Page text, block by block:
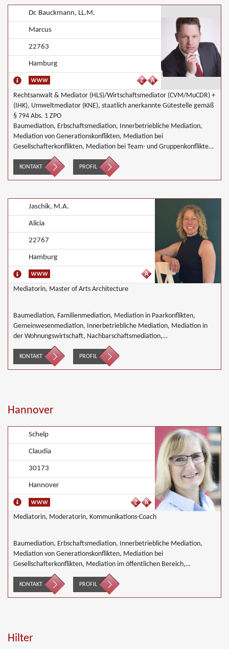
Schulmediation, Wirtschaftsmediation
Dr. Bauckmann, LL.M.
Marcus
22763
Hamburg
Rechtsanwalt & Mediator (HLS)/Wirtschaftsmediator (CVM/MuCDR) +
(IHK), Umweltmediator (KNE), staatlich anerkannte Gütestelle gemäß
§ 794 Abs. 1 ZPO
Baumediation, Erbschaftsmediation, Innerbetriebliche Mediation,
Mediation von Generationskonflikten, Mediation bei
Gesellschafterkonflikten, Mediation bei Team- und Gruppenkonflikten,
Mediation von Unternehmensnachfolgen, Mediation in der
Wohnungswirtschaft, Umweltmediation, Wirtschaftsmediation
KONTAKT PROFIL
Jaschik, M.A.
Alicia
22767
Hamburg
Mediatorin, Master of Arts Architecture
Baumediation, Familienmediation, Mediation in Paarkonflikten,
Gemeinwesenmediation, Innerbetriebliche Mediation, Mediation in
der Wohnungswirtschaft, Nachbarschaftsmediation,
Wirtschaftsmediation
KONTAKT PROFIL
Hannover
Schelp
Claudia
30173
Hannover
Mediatorin, Moderatorin, Kommunikations-Coach
Baumediation, Erbschaftsmediation, Innerbetriebliche Mediation,
Mediation von Generationskonflikten, Mediation bei
Gesellschafterkonflikten, Mediation im öffentlichen Bereich,
Mediation bei Team- und Gruppenkonflikten, Mediation von
Unternehmensnachfolgen, Mediation in der Wohnungswirtschaft,
Nachbarschaftsmediation, Umweltmediation, Wirtschaftsmediation
KONTAKT PROFIL
Hilter